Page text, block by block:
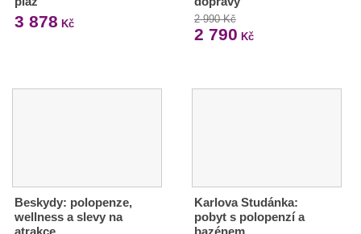
3 878 Kč 2 990 Kč
2 790 Kč
Beskydy: polopenze,
wellness a slevy na
atrakce
Karlova Studánka:
pobyt s polopenzí a
bazénem